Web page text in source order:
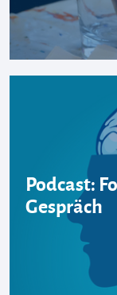
Podcast:
Gespräch